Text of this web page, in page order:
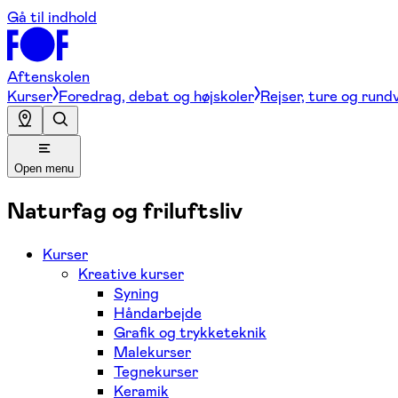
Gå til indhold
Aftenskolen
Kurser Foredrag, debat og højskoler Rejser, ture og
Open menu
Naturfag og friluftsliv
Kurser
Kreative kurser
Syning
Håndarbejde
Grafik og trykketeknik
Malekurser
Tegnekurser
Keramik